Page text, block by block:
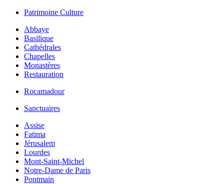
Patrimoine Culture
Abbaye
Basilique
Cathédrales
Chapelles
Monastères
Restauration
Rocamadour
Sanctuaires
Assise
Fatima
Jérusalem
Lourdes
Mont-Saint-Michel
Notre-Dame de Paris
Pontmain